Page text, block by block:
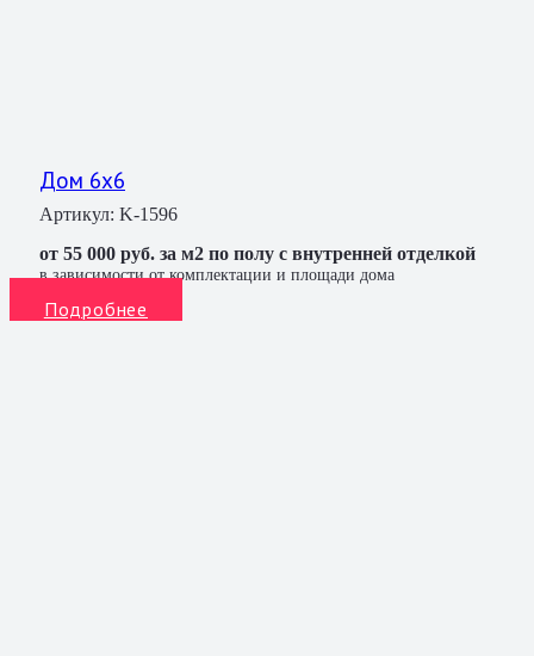
Дом 6х6
Артикул: K-1596
от 55 000 руб. за м2 по полу с внутренней отделкой
в зависимости от комплектации и площади дома
Подробнее